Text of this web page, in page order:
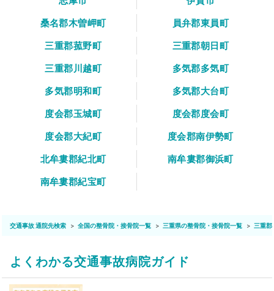
桑名郡木曽岬町
員弁郡東員町
三重郡菰野町
三重郡朝日町
三重郡川越町
多気郡多気町
多気郡明和町
多気郡大台町
度会郡玉城町
度会郡度会町
度会郡大紀町
度会郡南伊勢町
北牟婁郡紀北町
南牟婁郡御浜町
南牟婁郡紀宝町
交通事故 通院先検索 全国の整骨院・接骨院一覧 三重県の整骨院・接骨院一覧 三重郡
よくわかる交通事故病院ガイド